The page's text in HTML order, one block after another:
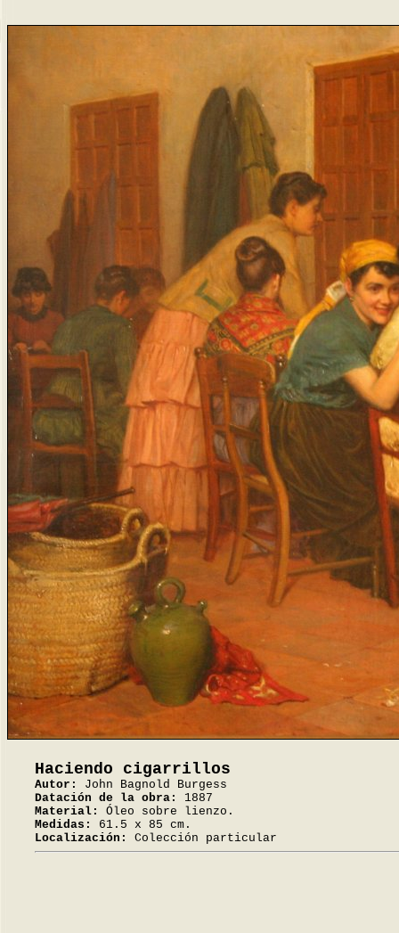
Haciendo cigarrillos
Autor:
John Bagnold Burgess
Datación de la obra:
1887
Material:
Óleo sobre lienzo.
Medidas:
61.5 x 85 cm.
Localización:
Colección particular